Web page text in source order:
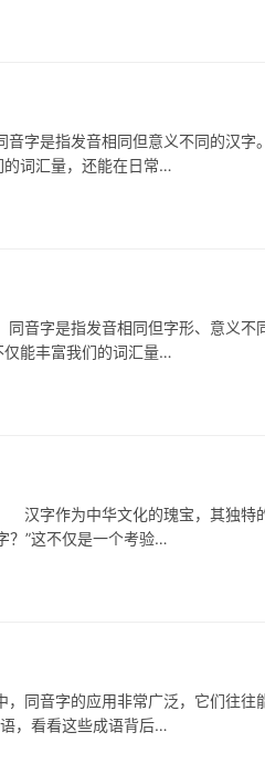
指发音相同但意义不同的汉字。
词汇量，还能在日常…
是指发音相同但字形、意义不同
仅能丰富我们的词汇量…
作为中华文化的瑰宝，其独特的
？”这不仅是一个考验…
字的应用非常广泛，它们往往能
，看看这些成语背后…